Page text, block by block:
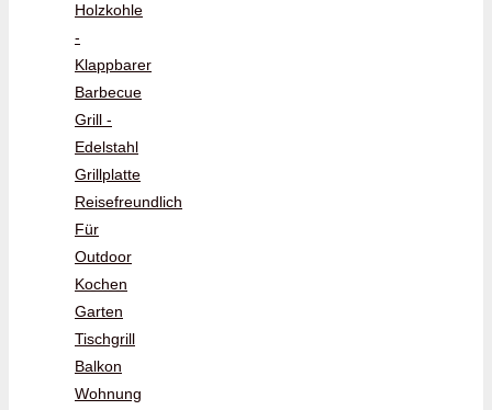
Holzkohle
-
Klappbarer
Barbecue
Grill -
Edelstahl
Grillplatte
Reisefreundlich
Für
Outdoor
Kochen
Garten
Tischgrill
Balkon
Wohnung